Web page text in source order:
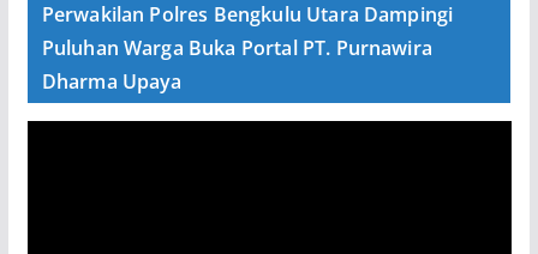
Perwakilan Polres Bengkulu Utara Dampingi
Puluhan Warga Buka Portal PT. Purnawira
Dharma Upaya